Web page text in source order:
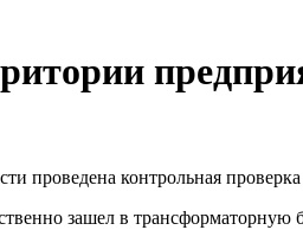
проведена контрольная
зашел в трансформаторную